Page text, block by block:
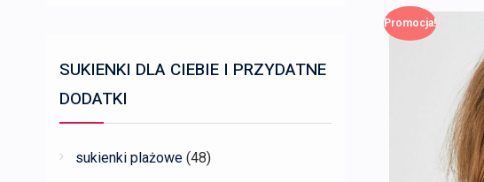
Promocja!
SUKIENKI DLA CIEBIE I PRZYDATNE
DODATKI
sukienki plażowe (48)